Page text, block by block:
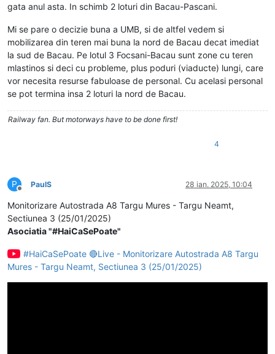
gata anul asta. In schimb 2 loturi din Bacau-Pascani.
Mi se pare o decizie buna a UMB, si de altfel vedem si
mobilizarea din teren mai buna la nord de Bacau decat imediat
la sud de Bacau. Pe lotul 3 Focsani-Bacau sunt zone cu teren
mlastinos si deci cu probleme, plus poduri (viaducte) lungi, care
vor necesita resurse fabuloase de personal. Cu acelasi personal
se pot termina insa 2 loturi la nord de Bacau.
Railway fan. But motorways have to be done first!
4
P
Deconectat
PaulS 28 ian. 2025, 10:04
Monitorizare Autostrada A8 Targu Mures - Targu Neamt,
Sectiunea 3 (25/01/2025)
Asociatia "#HaiCaSePoate"
#HaiCaSePoate 🔴Live - Monitorizare Autostrada A8 Targu
Mures - Targu Neamt, Sectiunea 3 (25/01/2025)